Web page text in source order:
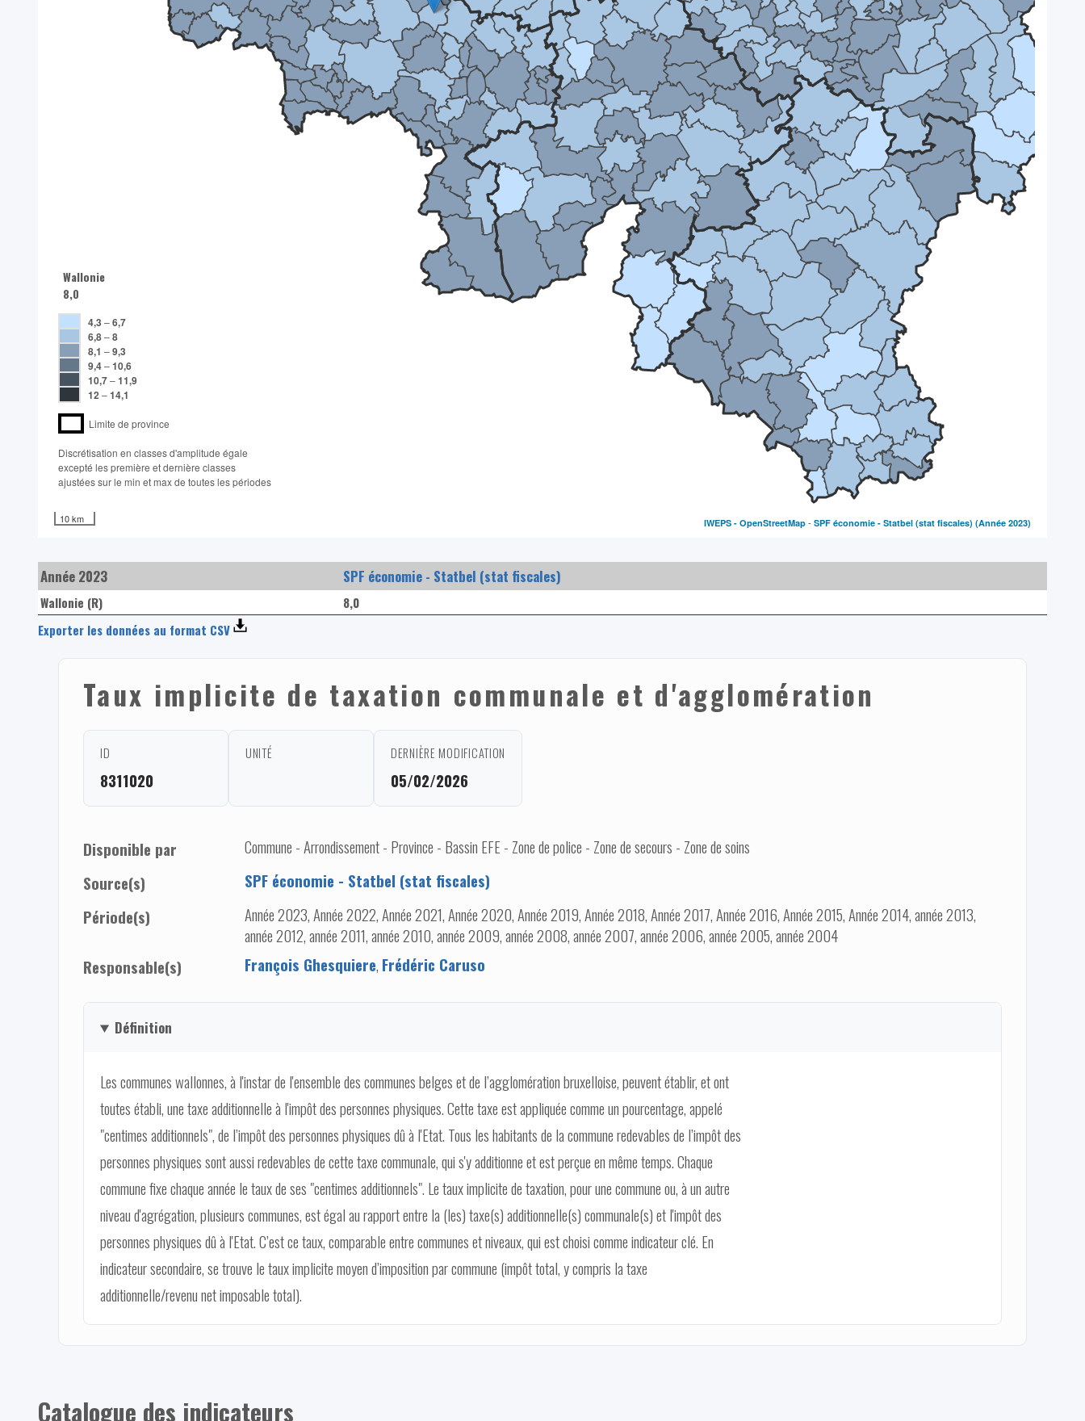
Wallonie
8,0
4,3 –6,7
6,8–8
8,1 –9,3
9,4–10,6
10,7–11,9
12 –14,1
Limite de province
Discrétisation en classes d'amplitude égale​
excepté les première et dernière classes
ajustées sur le min et max de toutes les périodes
10 km IWEPS -OpenStreetMap -SPF économie - Statbel (stat fiscales) (Année 2023)
Année 2023 SPF économie - Statbel (stat fiscales)
Wallonie (R)
8,0
Exporter les données au format CSV
Taux implicite de taxation communale et d'agglomération
ID
8311020
UNITÉ DERNIÈRE MODIFICATION
05/02/2026
Disponible par
Commune - Arrondissement - Province - Bassin EFE - Zone de police - Zone de secours - Zone de soins
Source(s)
SPF économie - Statbel (stat fiscales)
Période(s)
Année 2023, Année 2022, Année 2021, Année 2020, Année 2019, Année 2018, Année 2017, Année 2016, Année 2015, Année 2014, année 2013,
année 2012, année 2011, année 2010, année 2009, année 2008, année 2007, année 2006, année 2005, année 2004
Responsable(s)
François Ghesquiere, Frédéric Caruso
Définition
Les communes wallonnes, à l'instar de l'ensemble des communes belges et de l’agglomération bruxelloise, peuvent établir, et ont
toutes établi, une taxe additionnelle à l'impôt des personnes physiques. Cette taxe est appliquée comme un pourcentage, appelé
"centimes additionnels", de l’impôt des personnes physiques dû à l'Etat. Tous les habitants de la commune redevables de l’impôt des
personnes physiques sont aussi redevables de cette taxe communale, qui s'y additionne et est perçue en même temps. Chaque
commune fixe chaque année le taux de ses "centimes additionnels". Le taux implicite de taxation, pour une commune ou, à un autre
niveau d'agrégation, plusieurs communes, est égal au rapport entre la (les) taxe(s) additionnelle(s) communale(s) et l'impôt des
personnes physiques dû à l'Etat. C’est ce taux, comparable entre communes et niveaux, qui est choisi comme indicateur clé. En
indicateur secondaire, se trouve le taux implicite moyen d’imposition par commune (impôt total, y compris la taxe
additionnelle/revenu net imposable total).
Catalogue des indicateurs